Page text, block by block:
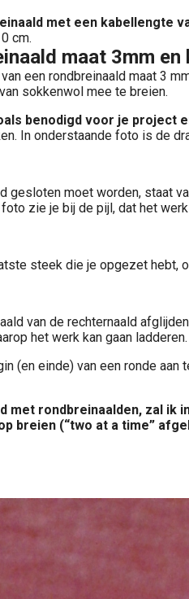
met een kabellengte
cm.
maat 3mm
een rondbreinaald maat 3
sokkenwol mee te breien.
benodigd voor je project
In onderstaande foto is de
gesloten moet worden, staat
zie je bij de pijl, dat het
steek die je opgezet hebt,
van de rechternaald
het werk kan gaan
(en einde) van een ronde aan
met rondbreinaalden, zal
breien (“two at a time”